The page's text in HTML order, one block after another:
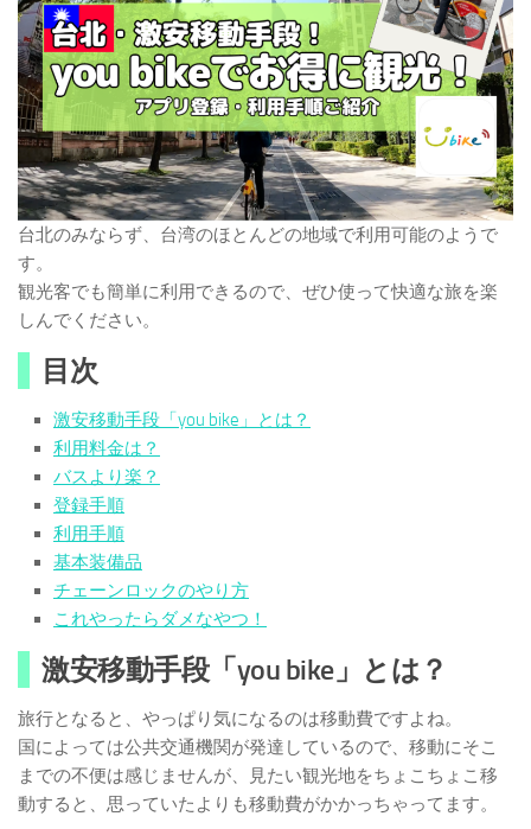
台北のみならず、台湾のほとんどの地域で利用可能のようで
す。
観光客でも簡単に利用できるので、ぜひ使って快適な旅を楽
しんでください。
目次
激安移動手段「you bike」とは？
利用料金は？
バスより楽？
登録手順
利用手順
基本装備品
チェーンロックのやり方
これやったらダメなやつ！
激安移動手段「you bike」とは？
旅行となると、やっぱり気になるのは移動費ですよね。
国によっては公共交通機関が発達しているので、移動にそこ
までの不便は感じませんが、見たい観光地をちょこちょこ移
動すると、思っていたよりも移動費がかかっちゃってます。